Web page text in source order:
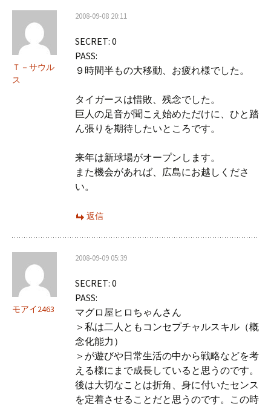
Ｔ－サウル
ス
2008-09-08 20:11
SECRET: 0
PASS:
９時間半もの大移動、お疲れ様でした。
タイガースは惜敗、残念でした。
巨人の足音が聞こえ始めただけに、ひと踏
ん張りを期待したいところです。
来年は新球場がオープンします。
また機会があれば、広島にお越しくださ
い。
返信
モアイ2463
2008-09-09 05:39
SECRET: 0
PASS:
マグロ屋ヒロちゃんさん
＞私は二人ともコンセプチャルスキル（概
念化能力）
＞が遊びや日常生活の中から戦略などを考
える様にまで成長していると思うのです。
後は大切なことは折角、身に付いたセンス
を定着させることだと思うのです。この時